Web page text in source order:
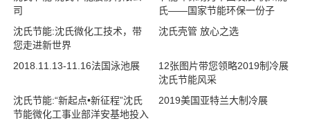
司
氏——国家节能环保一份子
沈氏节能:沈氏微化工技术，带
您走进新世界
沈氏壳管 放心之选
2018.11.13-11.16法国泳池展
12张图片带您领略2019制冷展
沈氏节能风采
沈氏节能:“新起点•新征程”沈氏
节能微化工事业部洋安基地投入
2019美国亚特兰大制冷展